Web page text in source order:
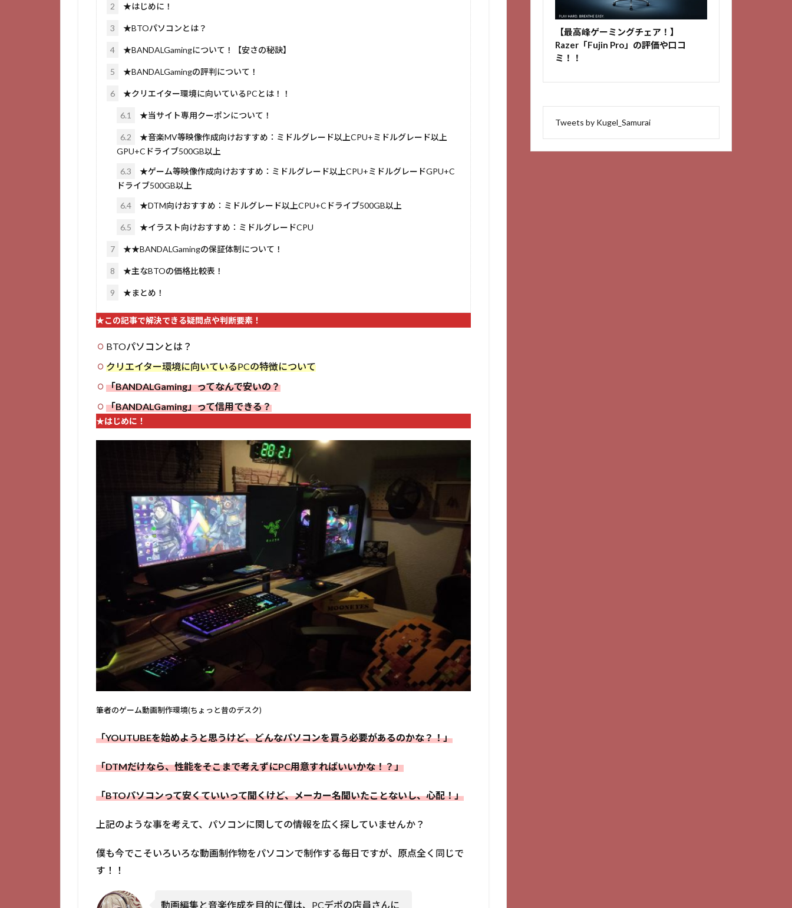
2 ★はじめに！
3 ★BTOパソコンとは？
4 ★BANDALGamingについて！【安さの秘訣】
5 ★BANDALGamingの評判について！
6 ★クリエイター環境に向いているPCとは！！
6.1 ★当サイト専用クーポンについて！
6.2
★音楽MV等映像作成向けおすすめ：ミドルグレード以上CPU+ミドルグレード以上
GPU+Cドライブ500GB以上
6.3
★ゲーム等映像作成向けおすすめ：ミドルグレード以上CPU+ミドルグレードGPU+C
ドライブ500GB以上
6.4
★DTM向けおすすめ：ミドルグレード以上CPU+Cドライブ500GB以上
6.5 ★イラスト向けおすすめ：ミドルグレードCPU
7 ★★BANDALGamingの保証体制について！
8 ★主なBTOの価格比較表！
9 ★まとめ！
★この記事で解決できる疑問点や判断要素！
BTOパソコンとは？
クリエイター環境に向いているPCの特徴について
「BANDALGaming」ってなんで安いの？
「BANDALGaming」って信用できる？
★はじめに！
筆者のゲーム動画制作環境(ちょっと昔のデスク)
「YOUTUBEを始めようと思うけど、どんなパソコンを買う必要があるのかな？！」
「DTMだけなら、性能をそこまで考えずにPC用意すればいいかな！？」
「BTOパソコンって安くていいって聞くけど、メーカー名聞いたことないし、心配！」
上記のような事を考えて、パソコンに関しての情報を広く探していませんか？
僕も今でこそいろいろな動画制作物をパソコンで制作する毎日ですが、原点全く同じで
す！！
動画編集と音楽作成を目的に僕は、PCデポの店員さんに
【最高峰ゲーミングチェア！】
Razer「Fujin Pro」の評価や口コ
ミ！！
Tweets by Kugel_Samurai